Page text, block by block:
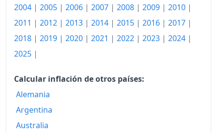
Hoy
180.40
2004 | 2005 | 2006 | 2007 | 2008 | 2009 | 2010 |
2011 | 2012 | 2013 | 2014 | 2015 | 2016 | 2017 |
2018 | 2019 | 2020 | 2021 | 2022 | 2023 | 2024 |
2025 |
Calcular inflación de otros países:
Alemania
Argentina
Australia